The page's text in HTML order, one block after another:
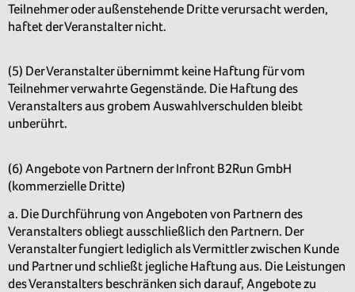
Teilnehmer oder außenstehende Dritte verursacht werden,
haftet der Veranstalter nicht.
(5) Der Veranstalter übernimmt keine Haftung für vom
Teilnehmer verwahrte Gegenstände. Die Haftung des
Veranstalters aus grobem Auswahlverschulden bleibt
unberührt.
(6) Angebote von Partnern der Infront B2Run GmbH
(kommerzielle Dritte)
a. Die Durchführung von Angeboten von Partnern des
Veranstalters obliegt ausschließlich den Partnern. Der
Veranstalter fungiert lediglich als Vermittler zwischen Kunde
und Partner und schließt jegliche Haftung aus. Die Leistungen
des Veranstalters beschränken sich darauf, Angebote zu